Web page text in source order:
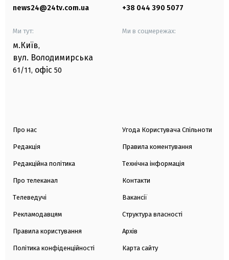
news24@24tv.com.ua +38 044 390 5077
Ми тут:
м.Київ,
вул. Володимирська
61/11, офіс 50
Ми в соцмережах:
Про нас
Редакція
Редакційна політика
Про телеканал
Телеведучі
Рекламодавцям
Правила користування
Політика конфіденційності
Угода Користувача Спільноти
Правила коментування
Технічна інформація
Контакти
Вакансії
Структура власності
Архів
Карта сайту